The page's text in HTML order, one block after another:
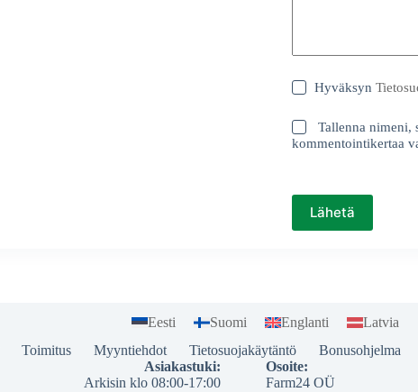
Hyväksyn
Tallenna nimeni,
kommentointikertaa
Lähetä
Eesti Suomi Englanti
Latvia
Toimitus Myyntiehdot Tietosuojakäytäntö Bonusohjelma
Asiakastuki:
Arkisin klo 08:00-17:00
Osoite:
Farm24 OÜ